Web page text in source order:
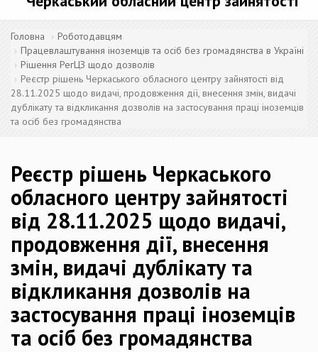
Головна
Роботодавцям
Працевлаштування іноземців та осіб без громадянства в Україні
Рішення РегЦЗ щодо дозволів
Реєстр рішень Черкаського обласного центру зайнятості від
28.11.2025 щодо видачі, продовження дії, внесення змін, видачі
дублікату та відкликання дозволів на застосування праці іноземців
та осіб без громадянства
Реєстр рішень Черкаського
обласного центру зайнятості
від 28.11.2025 щодо видачі,
продовження дії, внесення
змін, видачі дублікату та
відкликання дозволів на
застосування праці іноземців
та осіб без громадянства